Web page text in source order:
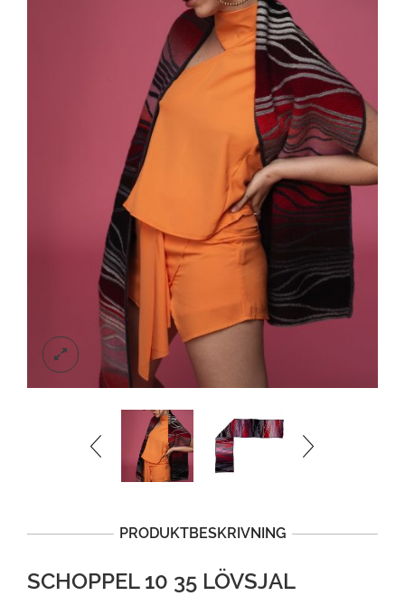
PRODUKTBESKRIVNING
SCHOPPEL 10 35 LÖVSJAL